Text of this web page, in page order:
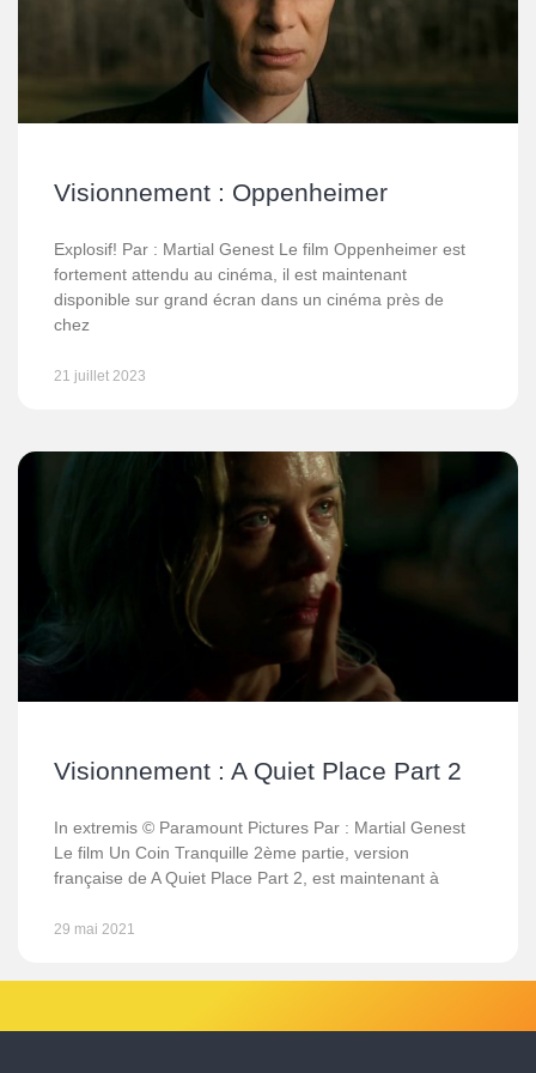
Visionnement : Oppenheimer
Explosif! Par : Martial Genest Le film Oppenheimer est
fortement attendu au cinéma, il est maintenant
disponible sur grand écran dans un cinéma près de
chez
21 juillet 2023
Visionnement : A Quiet Place Part 2
In extremis © Paramount Pictures Par : Martial Genest
Le film Un Coin Tranquille 2ème partie, version
française de A Quiet Place Part 2, est maintenant à
29 mai 2021